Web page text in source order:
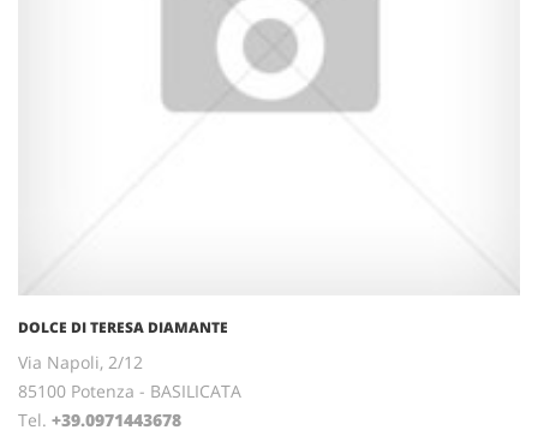
DOLCE DI TERESA DIAMANTE
Via Napoli, 2/12
85100 Potenza - BASILICATA
Tel. +39.0971443678